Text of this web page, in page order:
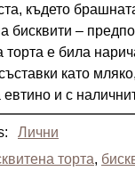
където
бисквити –
торта е била
като
и с
Лични
торта,